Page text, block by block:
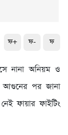
ফ+ ফ- ফ
নানা অনিয়ম ও
আগুনের পর জানা
ফায়ার ফাইটিং